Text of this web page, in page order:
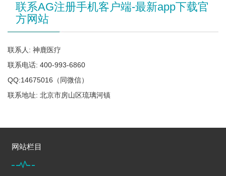
联系AG注册手机客户端-最新app下载官
方网站
联系人: 神鹿医疗
联系电话: 400-993-6860
QQ:14675016（同微信）
联系地址: 北京市房山区琉璃河镇
网站栏目